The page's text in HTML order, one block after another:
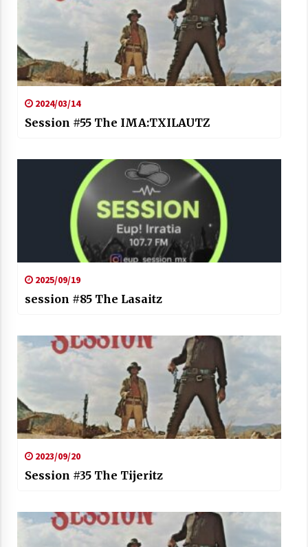
2024/03/14
Session #55 The IMA:TXILAUTZ
2025/09/19
session #85 The Lasaitz
2023/09/20
Session #35 The Tijeritz